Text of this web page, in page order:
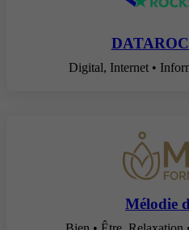
Digital, Internet •
Mélodie